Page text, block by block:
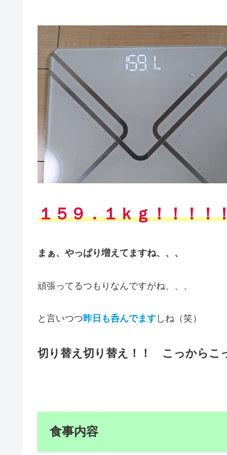
１５９．１ｋｇ！！！！
まぁ、やっぱり増えてますね、、、
頑張ってるつもりなんですがね、、、
と言いつつ昨日も呑んでます しね（笑）
切り替え切り替え！！ こっからこ
食事内容